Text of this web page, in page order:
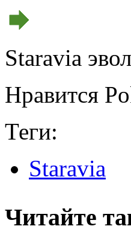
Staravia
Нравится
Теги:
Staravia
Читайте